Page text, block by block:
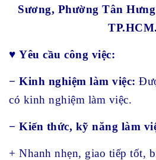
Sương, Phường Tân
TP.HCM.
♥ Yêu cầu công việc:
− Kinh nghiệm làm việc:
có kinh nghiệm làm việc.
− Kiến thức, kỹ năng làm
+ Nhanh nhẹn, giao tiếp tốt,